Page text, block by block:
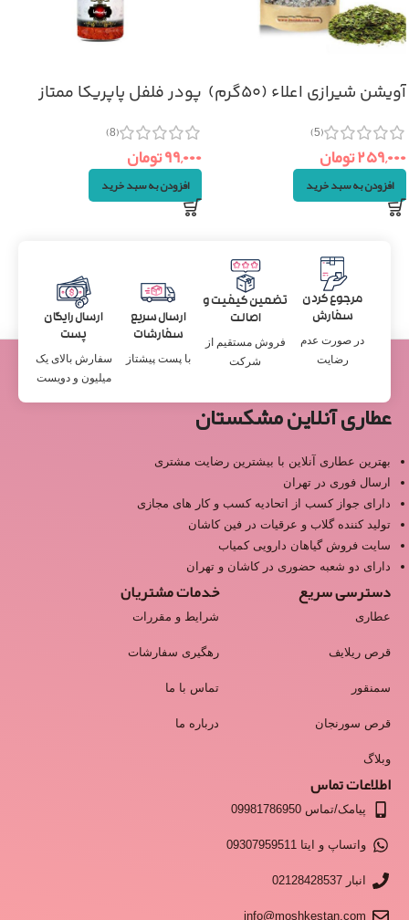
آویشن شیرازی اعلاء (۵۰گرم)
(5)
۲۵۹,۰۰۰تومان
افزودن به سبد خرید
پودر فلفل پاپریکا ممتاز
(8)
۹۹,۰۰۰تومان
افزودن به سبد خرید
مرجوع کردن
سفارش
در صورت عدم
رضایت
تضمین کیفیت و
اصالت
فروش مستقیم از
شرکت
ارسال سریع
سفارشات
با پست پیشتاز
ارسال رایگان
پست
سفارش بالای یک
میلیون و دویست
عطاری آنلاین مشکستان
بهترین عطاری آنلاین با بیشترین رضایت مشتری
ارسال فوری در تهران
دارای جواز کسب از اتحادیه کسب و کار های مجازی
تولید کننده گلاب و عرقیات در فین کاشان
سایت فروش گیاهان دارویی کمیاب
دارای دو شعبه حضوری در کاشان و تهران
دسترسی سریع
عطاری
قرص ریلایف
سمنقور
قرص سورنجان
وبلاگ
خدمات مشتریان
شرایط و مقررات
رهگیری سفارشات
تماس با ما
درباره ما
اطلاعات تماس
پیامک/تماس 09981786950
واتساپ و ایتا 09307959511
انبار 02128428537
info@moshkestan.com